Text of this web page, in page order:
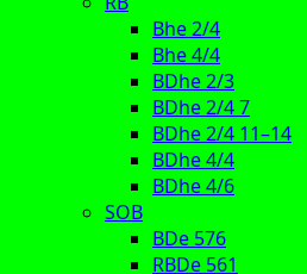
Bhe 2/4
Bhe 4/4
BDhe 2/3
BDhe 2/4 7
BDhe 2/4 11–14
BDhe 4/4
BDhe 4/6
SOB
BDe 576
RBDe 561